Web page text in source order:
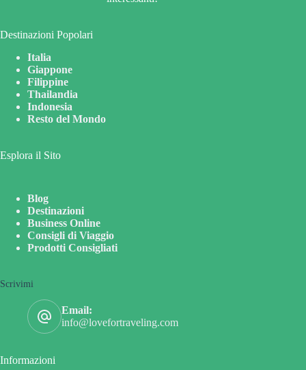
Destinazioni Popolari
Italia
Giappone
Filippine
Thailandia
Indonesia
Resto del Mondo
Esplora il Sito
Blog
Destinazioni
Business Online
Consigli di Viaggio
Prodotti Consigliati
Scrivimi
Email:
info@lovefortraveling.com
Informazioni